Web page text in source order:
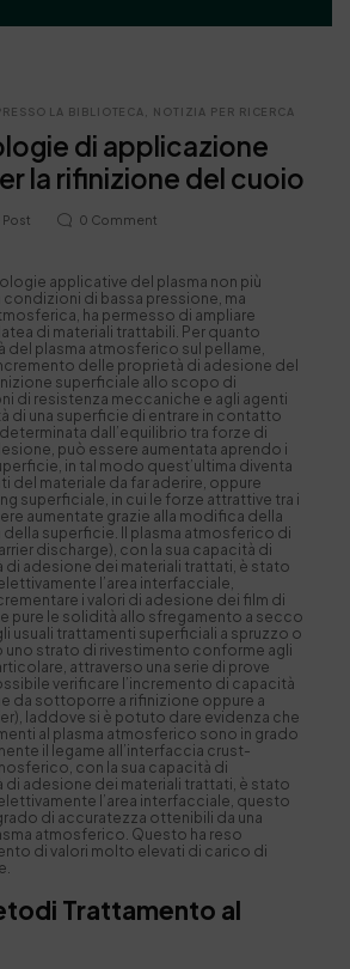
LA BIBLIOTECA, NOTIZIA PER RICERCA
di applicazione
la rifinizione del cuoio
Post 0 Comment
applicative del plasma non più
di bassa pressione, ma
ha permesso di ampliare
di materiali trattabili. Per quanto
del plasma atmosferico sul pellame,
delle proprietà di adesione del
superficiale allo scopo di
di resistenza meccaniche e agli agenti
di una superficie di entrare in contatto
dall’equilibrio tra forze di
può essere aumentata aprendo i
in tal modo quest’ultima diventa
del materiale da far aderire, oppure
superficiale, in cui le forze attrattive tra i
aumentate grazie alla modifica della
superficie. Il plasma atmosferico di
discharge), con la sua capacità di
di adesione dei materiali trattati, è stato
l’area interfacciale,
i valori di adesione dei film di
pure le solidità allo sfregamento a secco
usuali trattamenti superficiali a spruzzo o
uno strato di rivestimento conforme agli
attraverso una serie di prove
verificare l’incremento di capacità
da sottoporre a rifinizione oppure a
laddove si è potuto dare evidenza che
al plasma atmosferico sono in grado
il legame all’interfaccia crust-
con la sua capacità di
di adesione dei materiali trattati, è stato
l’area interfacciale, questo
di accuratezza ottenibili da una
atmosferico. Questo ha reso
di valori molto elevati di carico di
Trattamento al